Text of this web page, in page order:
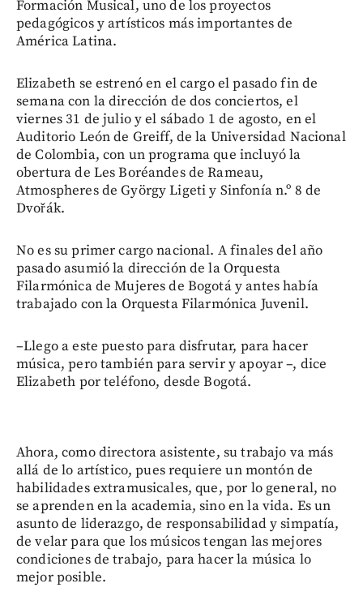
Formación Musical, uno de los proyectos
pedagógicos y artísticos más importantes de
América Latina.
Elizabeth se estrenó en el cargo el pasado fin de
semana con la dirección de dos conciertos, el
viernes 31 de julio y el sábado 1 de agosto, en el
Auditorio León de Greiff, de la Universidad Nacional
de Colombia, con un programa que incluyó la
obertura de Les Boréandes de Rameau,
Atmospheres de György Ligeti y Sinfonía n.º 8 de
Dvořák.
No es su primer cargo nacional. A finales del año
pasado asumió la dirección de la Orquesta
Filarmónica de Mujeres de Bogotá y antes había
trabajado con la Orquesta Filarmónica Juvenil.
–Llego a este puesto para disfrutar, para hacer
música, pero también para servir y apoyar –, dice
Elizabeth por teléfono, desde Bogotá.
Ahora, como directora asistente, su trabajo va más
allá de lo artístico, pues requiere un montón de
habilidades extramusicales, que, por lo general, no
se aprenden en la academia, sino en la vida. Es un
asunto de liderazgo, de responsabilidad y simpatía,
de velar para que los músicos tengan las mejores
condiciones de trabajo, para hacer la música lo
mejor posible.